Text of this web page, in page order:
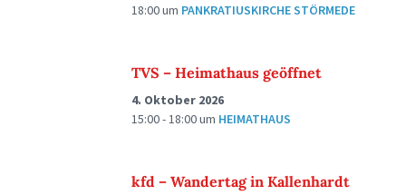
18:00um PANKRATIUSKIRCHE STÖRMEDE
TVS – Heimathaus geöffnet
4. Oktober 2026
15:00 - 18:00um HEIMATHAUS
kfd – Wandertag in Kallenhardt